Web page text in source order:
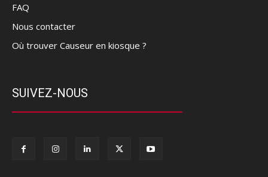
FAQ
Nous contacter
Où trouver Causeur en kiosque ?
SUIVEZ-NOUS